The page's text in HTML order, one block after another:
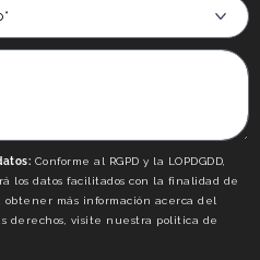
Conforme al RGPD y la LOPDGDD,
los datos facilitados con la finalidad de
más información acerca del
derechos, visite nuestra politica de